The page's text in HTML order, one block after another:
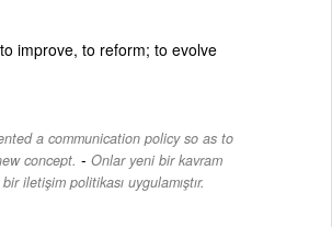
improve, to reform; to evolve
a communication policy so as to
concept. - Onlar yeni bir kavram
iletişim politikası uygulamıştır.